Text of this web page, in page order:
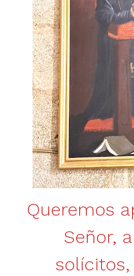
Queremos
Señor,
solícitos,